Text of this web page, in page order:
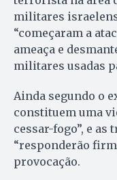
militares
“começaram a
ameaça e
militares usadas
Ainda segundo o
constituem uma
cessar-fogo”, e as
“responderão
provocação.